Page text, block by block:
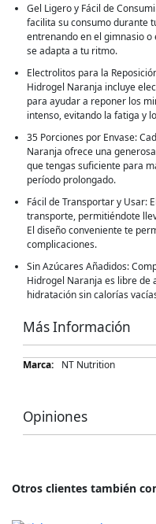
Gel Ligero y Fácil de
facilita su consumo durante
entrenando en el gimnasio
se adapta a tu ritmo.
Electrolitos para la
Hidrogel Naranja incluye
para ayudar a reponer los
intenso, evitando la fatiga y
35 Porciones por Envase:
Naranja ofrece una
que tengas suficiente para
período prolongado.
Fácil de Transportar y Usar:
transporte, permitiéndote
El diseño conveniente te
complicaciones.
Sin Azúcares Añadidos:
Hidrogel Naranja es libre de
hidratación sin calorías
Más Información
Más
NT Nutrition
Opiniones
Otros clientes también